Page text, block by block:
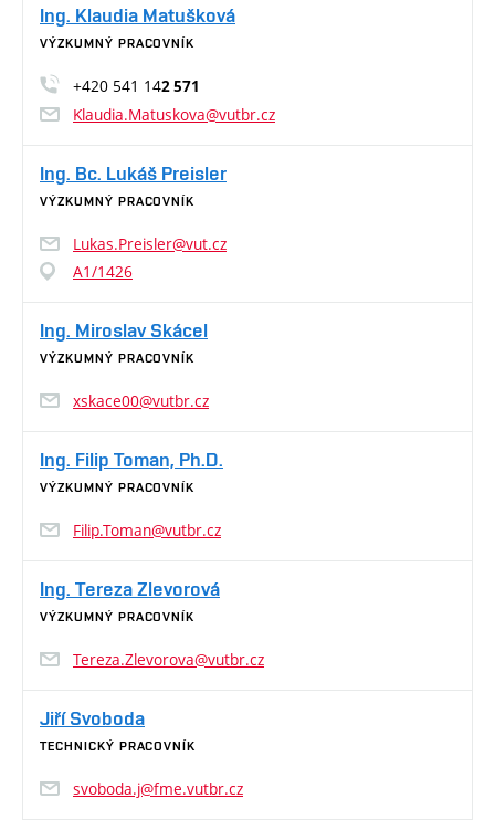
Ing. Klaudia Matušková
VÝZKUMNÝ PRACOVNÍK
+420 541 142 571
Klaudia.Matuskova@vutbr.cz
Ing. Bc. Lukáš Preisler
VÝZKUMNÝ PRACOVNÍK
Lukas.Preisler@vut.cz
A1/1426
Ing. Miroslav Skácel
VÝZKUMNÝ PRACOVNÍK
xskace00@vutbr.cz
Ing. Filip Toman, Ph.D.
VÝZKUMNÝ PRACOVNÍK
Filip.Toman@vutbr.cz
Ing. Tereza Zlevorová
VÝZKUMNÝ PRACOVNÍK
Tereza.Zlevorova@vutbr.cz
Jiří Svoboda
TECHNICKÝ PRACOVNÍK
svoboda.j@fme.vutbr.cz